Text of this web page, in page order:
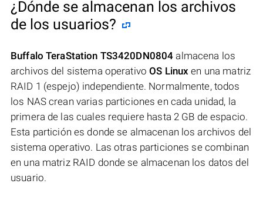
¿Dónde se almacenan los archivos
de los usuarios?
Buffalo TeraStation TS3420DN0804 almacena los
archivos del sistema operativoOS Linux en una matriz
RAID 1 (espejo) independiente. Normalmente, todos
los NAS crean varias particiones en cada unidad, la
primera de las cuales requiere hasta 2 GB de espacio.
Esta partición es donde se almacenan los archivos del
sistema operativo. Las otras particiones se combinan
en una matriz RAID donde se almacenan los datos del
usuario.